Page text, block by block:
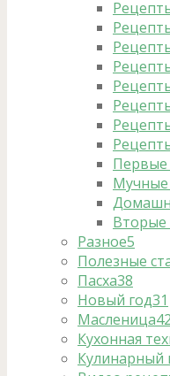
Разное5
Полезные
Пасха38
Новый год31
Масленица42
Кухонная
Кулинарный